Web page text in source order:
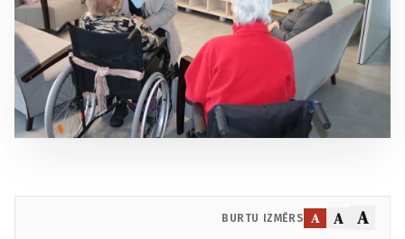
BURTU IZMĒRS A A A